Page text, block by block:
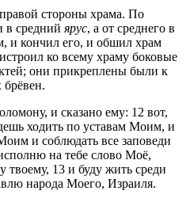
стороны храма. По
в средний ярус, а от среднего в
и кончил его, и обшил храм
ко всему храму боковые
они прикреплены были к
брёвен.
и сказано ему: 12 вот,
ходить по уставам Моим, и
и соблюдать все заповеди
на тебе слово Моё,
твоему, 13 и буду жить среди
народа Моего, Израиля.